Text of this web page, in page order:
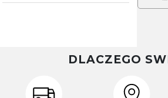
DLACZEGO